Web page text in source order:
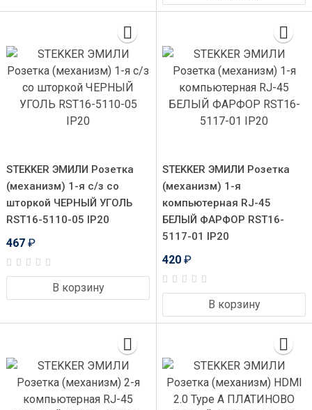
STEKKER ЭМИЛИ Розетка
(механизм) 1-я с/з со
шторкой ЧЕРНЫЙ УГОЛЬ
RST16-5110-05 IP20
467 ₽
В корзину
STEKKER ЭМИЛИ Розетка
(механизм) 1-я
компьютерная RJ-45
БЕЛЫЙ ФАРФОР RST16-
5117-01 IP20
420 ₽
В корзину